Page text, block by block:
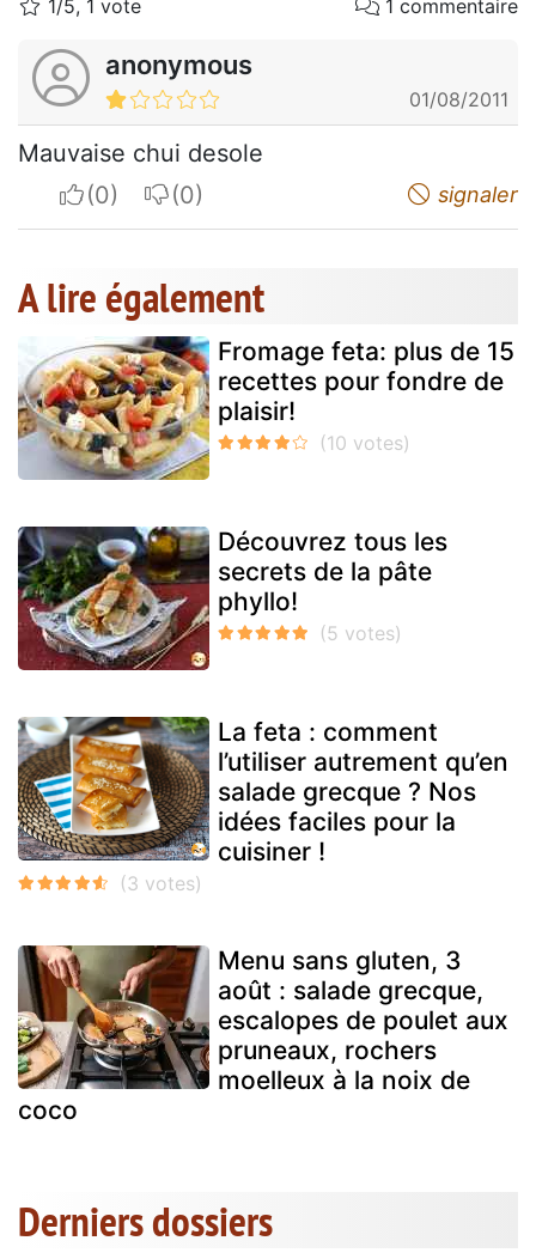
1/5, 1 vote 1 commentaire
anonymous
01/08/2011
Mauvaise chui desole
I apreciateI do not appreciate signaler
A lire également
Fromage feta: plus de 15
recettes pour fondre de
plaisir!
Découvrez tous les
secrets de la pâte
phyllo!
La feta : comment
l’utiliser autrement qu’en
salade grecque ? Nos
idées faciles pour la
cuisiner !
Menu sans gluten, 3
août : salade grecque,
escalopes de poulet aux
pruneaux, rochers
moelleux à la noix de
coco
Derniers dossiers